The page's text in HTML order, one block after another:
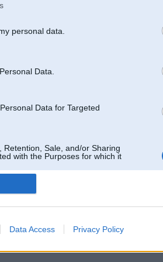
personal data.
Data.
Data for Targeted
Sale, and/or Sharing
with the Purposes for which it
Data Access Privacy Policy